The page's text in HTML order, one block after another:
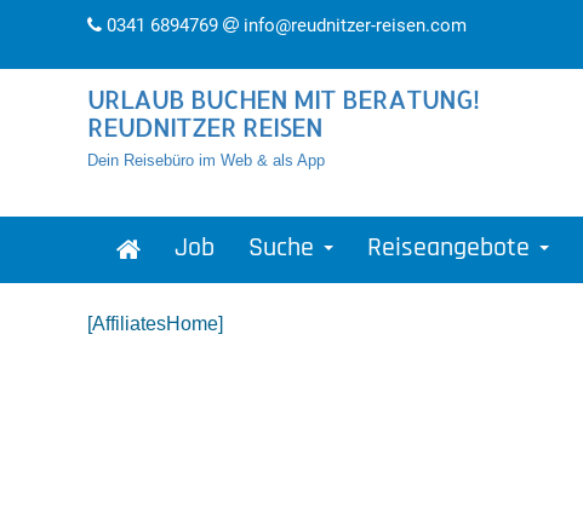
0341 6894769 info@reudnitzer-reisen.com
URLAUB BUCHEN MIT BERATUNG!
REUDNITZER REISEN
Dein Reisebüro im Web & als App
Job Suche Reiseangebote
[AffiliatesHome]